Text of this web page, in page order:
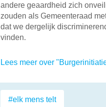
andere geaardheid zich
zouden als Gemeenteraad
dat we dergelijk
vinden.
Lees meer over
Labels:
#elk mens telt